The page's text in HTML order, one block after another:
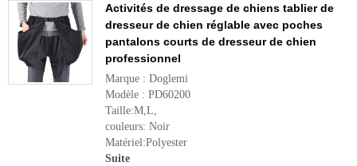
Activités de dressage de chiens tablier de
dresseur de chien réglable avec poches
pantalons courts de dresseur de chien
professionnel
Marque : Doglemi
Modèle : PD60200
Taille:M,L,
couleurs: Noir
Matériel:Polyester
Suite